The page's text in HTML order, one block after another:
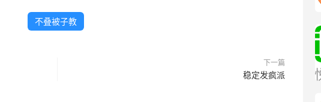
不叠被子教
下一篇
稳定发疯派